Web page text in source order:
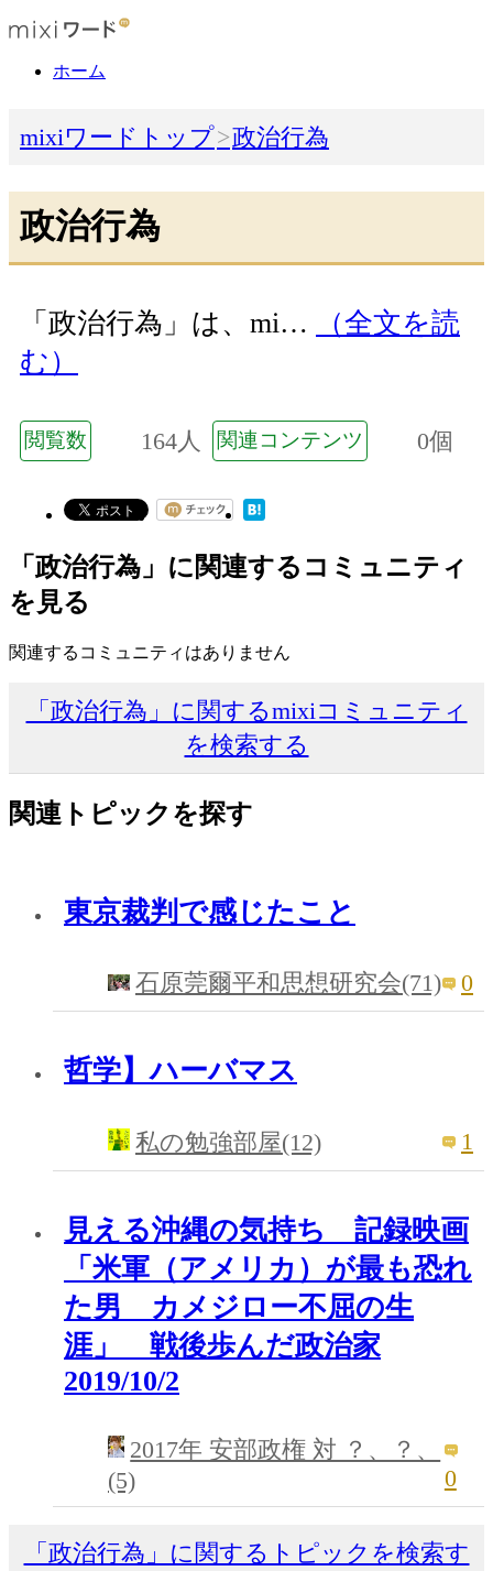
ホーム
mixiワードトップ 政治行為
政治行為
「政治行為」は、mi…
（全文を読
む）
閲覧数 164人 関連コンテンツ 0個
「政治行為」に関連するコミュニティ
を見る
関連するコミュニティはありません
「政治行為」に関するmixiコミュニティ
を検索する
関連トピックを探す
東京裁判で感じたこと
石原莞爾平和思想研究会(71) 0
哲学】ハーバマス
私の勉強部屋(12) 1
見える沖縄の気持ち 記録映画
「米軍（アメリカ）が最も恐れ
た男 カメジロー不屈の生
涯」 戦後歩んだ政治家
2019/10/2
2017年 安部政権 対 ？、？、
(5)
0
「政治行為」に関するトピックを検索す